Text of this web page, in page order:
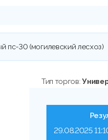
пс-30 (могилевский лесхоз)
Тип торгов:
29.08.2025